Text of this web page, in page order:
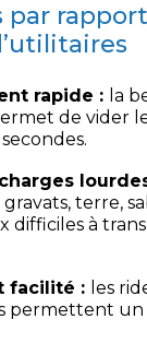
par
rapide : la
de vider
gravats, terre,
difficiles à
facilité : les
permettent un